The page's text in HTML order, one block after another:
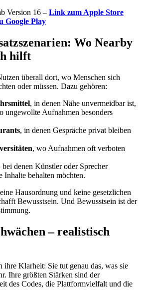
Version 16 – Link zum Apple Store
Google Play
Wo Nearby
hilft
überall dort, wo Menschen sich
oder müssen. Dazu gehören:
, in denen Nähe unvermeidbar ist,
ungewollte Aufnahmen besonders
, in denen Gespräche privat bleiben
, wo Aufnahmen oft verboten
bei denen Künstler oder Sprecher
Inhalte behalten möchten.
Hausordnung und keine gesetzlichen
Bewusstsein. Und Bewusstsein ist der
– realistisch
ihre Klarheit: Sie tut genau das, was sie
Ihre größten Stärken sind der
des Codes, die Plattformvielfalt und die